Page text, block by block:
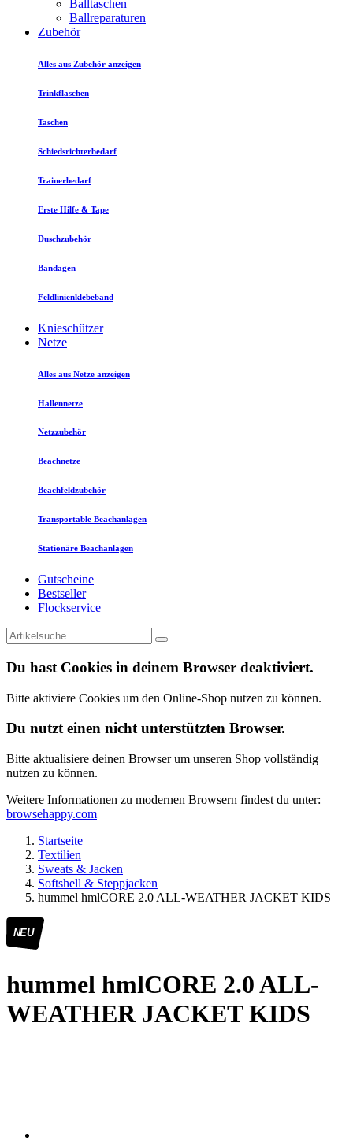
Balltaschen
Ballreparaturen
Zubehör
Alles aus Zubehör anzeigen
Trinkflaschen
Taschen
Schiedsrichterbedarf
Trainerbedarf
Erste Hilfe & Tape
Duschzubehör
Bandagen
Feldlinienklebeband
Knieschützer
Netze
Alles aus Netze anzeigen
Hallennetze
Netzzubehör
Beachnetze
Beachfeldzubehör
Transportable Beachanlagen
Stationäre Beachanlagen
Gutscheine
Bestseller
Flockservice
Du hast Cookies in deinem Browser deaktiviert.
Bitte aktiviere Cookies um den Online-Shop nutzen zu können.
Du nutzt einen nicht unterstützten Browser.
Bitte aktualisiere deinen Browser um unseren Shop vollständig
nutzen zu können.
Weitere Informationen zu modernen Browsern findest du unter:
browsehappy.com
Startseite
Textilien
Sweats & Jacken
Softshell & Steppjacken
hummel hmlCORE 2.0 ALL-WEATHER JACKET KIDS
NEU
hummel hmlCORE 2.0 ALL-
WEATHER JACKET KIDS